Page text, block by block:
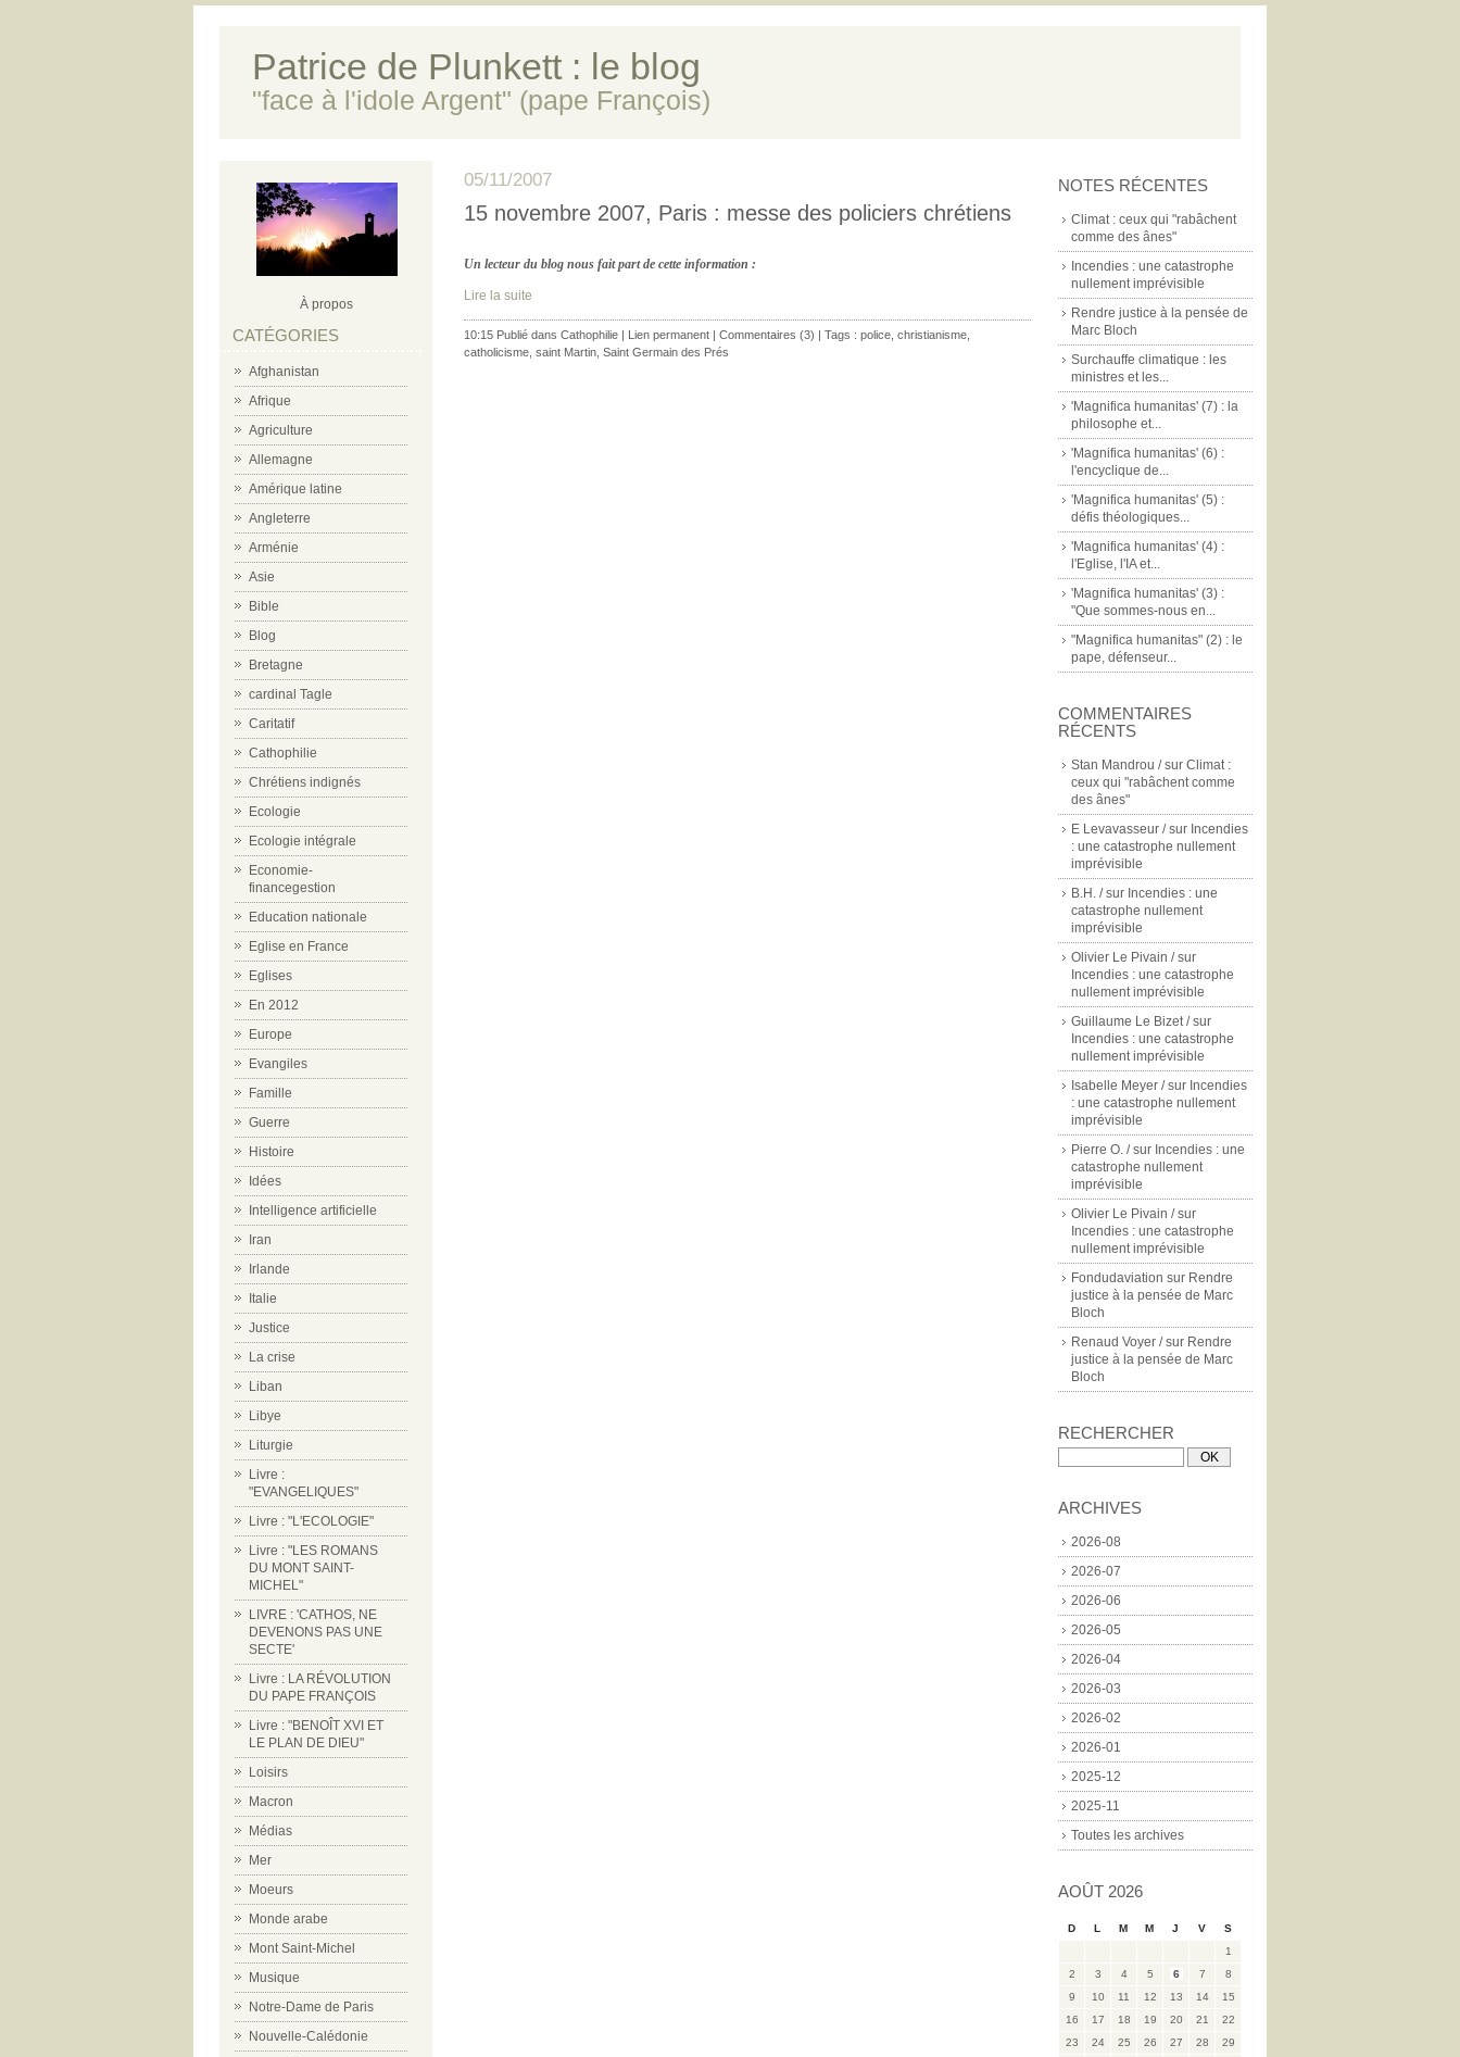
Patrice de Plunkett : le blog
"face à l'idole Argent" (pape François)
À propos
CATÉGORIES
Afghanistan
Afrique
Agriculture
Allemagne
Amérique latine
Angleterre
Arménie
Asie
Bible
Blog
Bretagne
cardinal Tagle
Caritatif
Cathophilie
Chrétiens indignés
Ecologie
Ecologie intégrale
Economie-
financegestion
Education nationale
Eglise en France
Eglises
En 2012
Europe
Evangiles
Famille
Guerre
Histoire
Idées
Intelligence artificielle
Iran
Irlande
Italie
Justice
La crise
Liban
Libye
Liturgie
Livre :
"EVANGELIQUES"
Livre : "L'ECOLOGIE"
Livre : "LES ROMANS
DU MONT SAINT-
MICHEL"
LIVRE : 'CATHOS, NE
DEVENONS PAS UNE
SECTE'
Livre : LA RÉVOLUTION
DU PAPE FRANÇOIS
Livre : "BENOÎT XVI ET
LE PLAN DE DIEU"
Loisirs
Macron
Médias
Mer
Moeurs
Monde arabe
Mont Saint-Michel
Musique
Notre-Dame de Paris
Nouvelle-Calédonie
NOTES RÉCENTES
Climat : ceux qui "rabâchent
comme des ânes"
Incendies : une catastrophe
nullement imprévisible
Rendre justice à la pensée de
Marc Bloch
Surchauffe climatique : les
ministres et les...
'Magnifica humanitas' (7) : la
philosophe et...
'Magnifica humanitas' (6) :
l'encyclique de...
'Magnifica humanitas' (5) :
défis théologiques...
'Magnifica humanitas' (4) :
l'Eglise, l'IA et...
'Magnifica humanitas' (3) :
"Que sommes-nous en...
"Magnifica humanitas" (2) : le
pape, défenseur...
COMMENTAIRES
RÉCENTS
Stan Mandrou /sur Climat :
ceux qui "rabâchent comme
des ânes"
E Levavasseur /sur Incendies
: une catastrophe nullement
imprévisible
B.H. /sur Incendies : une
catastrophe nullement
imprévisible
Olivier Le Pivain /sur
Incendies : une catastrophe
nullement imprévisible
Guillaume Le Bizet /sur
Incendies : une catastrophe
nullement imprévisible
Isabelle Meyer /sur Incendies
: une catastrophe nullement
imprévisible
Pierre O. /sur Incendies : une
catastrophe nullement
imprévisible
Olivier Le Pivain /sur
Incendies : une catastrophe
nullement imprévisible
Fondudaviation sur Rendre
justice à la pensée de Marc
Bloch
Renaud Voyer /sur Rendre
justice à la pensée de Marc
Bloch
RECHERCHER
ARCHIVES
2026-08
2026-07
2026-06
2026-05
2026-04
2026-03
2026-02
2026-01
2025-12
2025-11
Toutes les archives
AOÛT 2026
D L M M J V
S
1
2
3 4 5 6 7
8
9
10 11 12 13 14
15
16
17 18 19 20 21
22
23
24 25 26 27 28
29
05/11/2007
15 novembre 2007, Paris : messe des policiers chrétiens
Un lecteur du blog nous fait part de cette information :
Lire la suite
10:15 Publié dans Cathophilie | Lien permanent | Commentaires (3) | Tags : police christianisme
catholicisme saint Martin Saint Germain des Prés